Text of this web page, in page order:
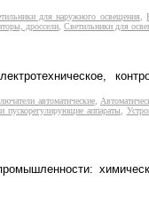
для наружного освещения,
дроссели, Светильники для
автоматические,
пускорегулирующие аппараты